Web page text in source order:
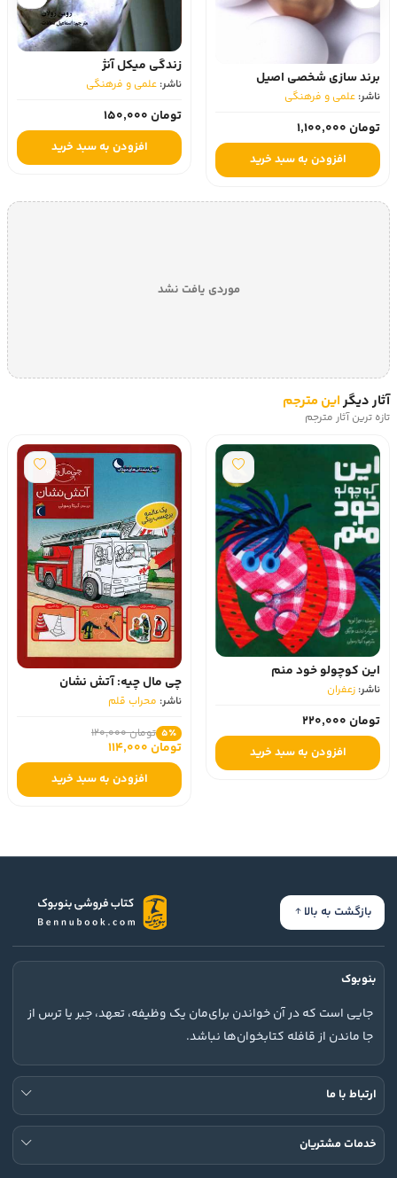
برند سازی شخصی اصیل
ناشر: علمی و فرهنگی
تومان 1,100,000
افزودن به سبد خرید
زندگی میکل آنژ
ناشر: علمی و فرهنگی
تومان 150,000
افزودن به سبد خرید
موردی یافت نشد
آثار دیگراین مترجم
تازه ترین آثار مترجم
این کوچولو خود منم
ناشر: زعفران
تومان 220,000
افزودن به سبد خرید
چی مال چیه: آتش نشان
ناشر: محراب قلم
5٪ تومان 120,000
تومان 114,000
افزودن به سبد خرید
بازگشت به بالا
بنوبوک
جایی است که در آن خواندن برای‌مان یک وظیفه، تعهد، جبر یا ترس از
جا ماندن از قافله کتابخوان‌ها نباشد.
ارتباط با ما
خدمات مشتریان